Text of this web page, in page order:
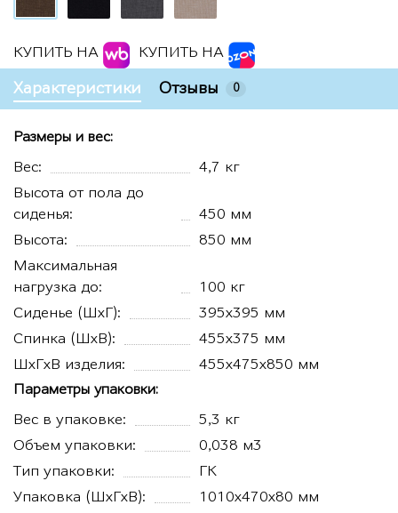
КУПИТЬ НА КУПИТЬ НА
Характеристики Отзывы 0
Размеры и вес:
Вес:
4,7 кг
Высота от пола до
сиденья:
450 мм
Высота:
850 мм
Максимальная
нагрузка до:
100 кг
Сиденье (ШхГ):
395х395 мм
Спинка (ШхВ):
455х375 мм
ШхГхВ изделия:
455х475х850 мм
Параметры упаковки:
Вес в упаковке:
5,3 кг
Объем упаковки:
0,038 м3
Тип упаковки:
ГК
Упаковка (ШхГхВ):
1010х470х80 мм